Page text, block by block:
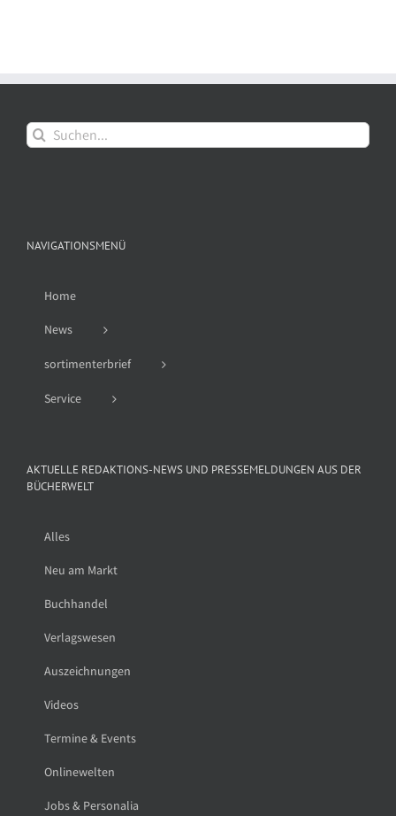
Suche
nach:
NAVIGATIONSMENÜ
Home
News
sortimenterbrief
Service
AKTUELLE REDAKTIONS-NEWS UND PRESSEMELDUNGEN AUS DER
BÜCHERWELT
Alles
Neu am Markt
Buchhandel
Verlagswesen
Auszeichnungen
Videos
Termine & Events
Onlinewelten
Jobs & Personalia